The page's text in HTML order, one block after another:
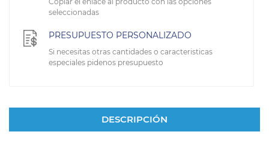
seleccionadas
PRESUPUESTO PERSONALIZADO
Si necesitas otras cantidades o caracteristicas
especiales pidenos presupuesto
DESCRIPCIÓN